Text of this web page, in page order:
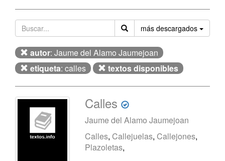
más descargados
autor: Jaume del Alamo Jaumejoan
etiqueta: calles textos disponibles
Calles
Jaume del Alamo Jaumejoan
Calles, Callejuelas, Callejones,
Plazoletas,